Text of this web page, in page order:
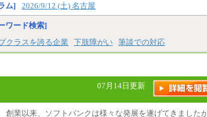
0円
・高専卒（専攻科）／月給206,400円
・専門卒（2年）／月給197,800円
※試用期間中も給与に変更はございま
（１）（２）
月給：270,000円～
年収例：
ム] 2026/9/12 (土) 名古屋
ワード検索]
クラスを誇る企業 下肢障がい 筆談での対応
07月14日更新
創業以来、ソフトバンクは様々な発展を遂げてきました